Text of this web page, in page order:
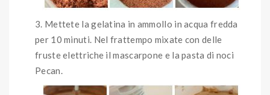
Mettete la gelatina in ammollo in acqua fredda
per 10 minuti. Nel frattempo mixate con delle
fruste elettriche il mascarpone e la pasta di noci
Pecan.